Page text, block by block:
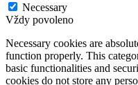
Necessary
Vždy povoleno
Necessary cookies are
function properly. This
basic functionalities and
cookies do not store any